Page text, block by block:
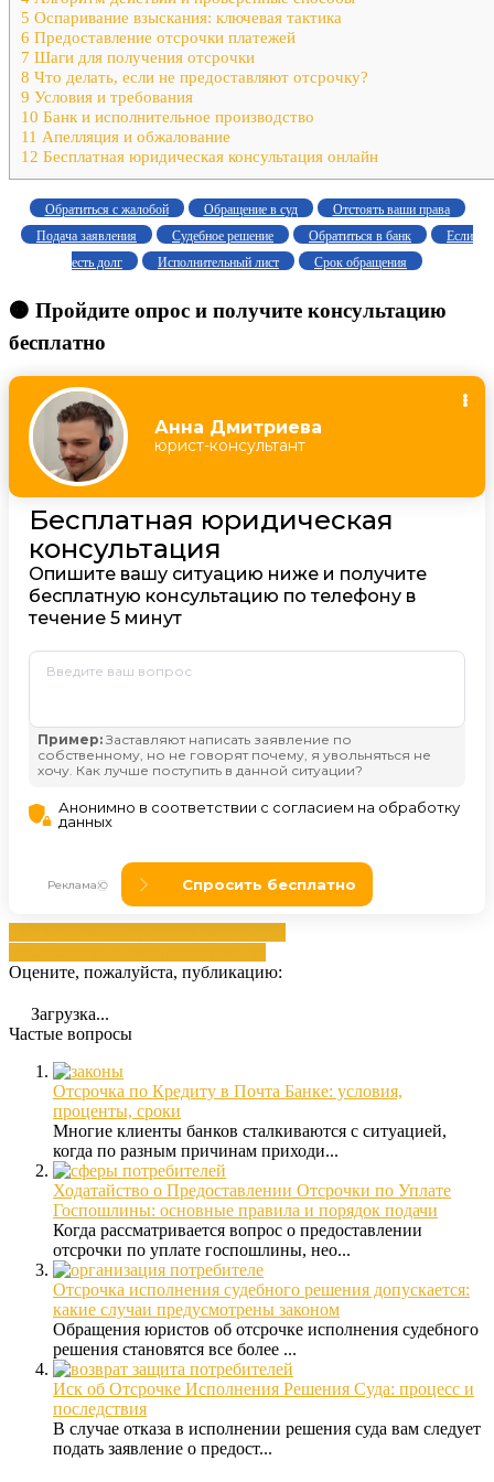
5 Оспаривание взыскания: ключевая тактика
6 Предоставление отсрочки платежей
7 Шаги для получения отсрочки
8 Что делать, если не предоставляют отсрочку?
9 Условия и требования
10 Банк и исполнительное производство
11 Апелляция и обжалование
12 Бесплатная юридическая консультация онлайн
Обратиться с жалобой Обращение в суд
Отстоять ваши права
Подача заявления
Судебное решение Обратиться в банк
Если
есть долг
Исполнительный лист Срок обращения
🟠 Пройдите опрос и получите консультацию
бесплатно
Оцените, пожалуйста, публикацию:
Загрузка...
Частые вопросы
Отсрочка по Кредиту в Почта Банке: условия,
проценты, сроки
Многие клиенты банков сталкиваются с ситуацией,
когда по разным причинам приходи...
Ходатайство о Предоставлении Отсрочки по Уплате
Госпошлины: основные правила и порядок подачи
Когда рассматривается вопрос о предоставлении
отсрочки по уплате госпошлины, нео...
Отсрочка исполнения судебного решения допускается:
какие случаи предусмотрены законом
Обращения юристов об отсрочке исполнения судебного
решения становятся все более ...
Иск об Отсрочке Исполнения Решения Суда: процесс и
последствия
В случае отказа в исполнении решения суда вам следует
подать заявление о предост...